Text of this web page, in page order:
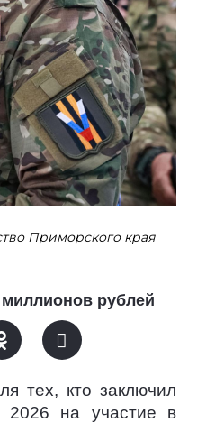
Приморского края
рублей
тех, кто заключил
2026 на участие в